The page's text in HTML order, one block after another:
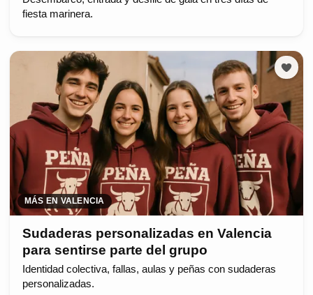
fiesta marinera.
MÁS EN VALENCIA
Sudaderas personalizadas en Valencia
para sentirse parte del grupo
Identidad colectiva, fallas, aulas y peñas con sudaderas
personalizadas.